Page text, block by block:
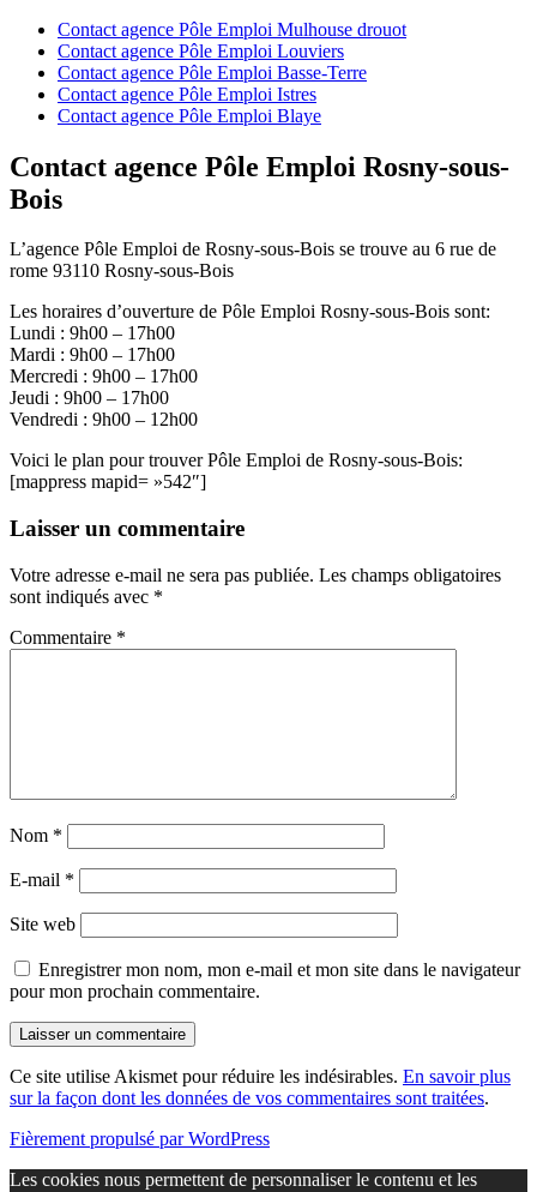
Contact agence Pôle Emploi Mulhouse drouot
Contact agence Pôle Emploi Louviers
Contact agence Pôle Emploi Basse-Terre
Contact agence Pôle Emploi Istres
Contact agence Pôle Emploi Blaye
Contact agence Pôle Emploi Rosny-sous-
Bois
L’agence Pôle Emploi de Rosny-sous-Bois se trouve au 6 rue de
rome 93110 Rosny-sous-Bois
Les horaires d’ouverture de Pôle Emploi Rosny-sous-Bois sont:
Lundi : 9h00 – 17h00
Mardi : 9h00 – 17h00
Mercredi : 9h00 – 17h00
Jeudi : 9h00 – 17h00
Vendredi : 9h00 – 12h00
Voici le plan pour trouver Pôle Emploi de Rosny-sous-Bois:
[mappress mapid= »542″]
Laisser un commentaire
Votre adresse e-mail ne sera pas publiée. Les champs obligatoires
sont indiqués avec *
Commentaire *
Nom *
E-mail *
Site web
Enregistrer mon nom, mon e-mail et mon site dans le navigateur
pour mon prochain commentaire.
Ce site utilise Akismet pour réduire les indésirables. En savoir plus
sur la façon dont les données de vos commentaires sont traitées.
Fièrement propulsé par WordPress
Les cookies nous permettent de personnaliser le contenu et les